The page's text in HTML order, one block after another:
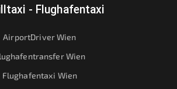
- Flughafentaxi
AirportDriver Wien
Wien
Flughafentaxi Wien